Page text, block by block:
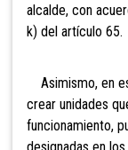
alcalde, con
k) del artículo 65.
Asimismo, en
crear unidades
funcionamiento,
designadas en